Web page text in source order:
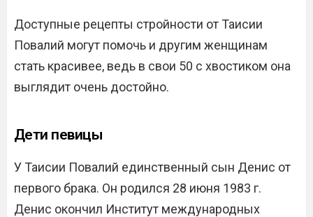
Доступные рецепты стройности от Таисии
Повалий могут помочь и другим женщинам
стать красивее, ведь в свои 50 с хвостиком она
выглядит очень достойно.
Дети певицы
У Таисии Повалий единственный сын Денис от
первого брака. Он родился 28 июня 1983 г.
Денис окончил Институт международных